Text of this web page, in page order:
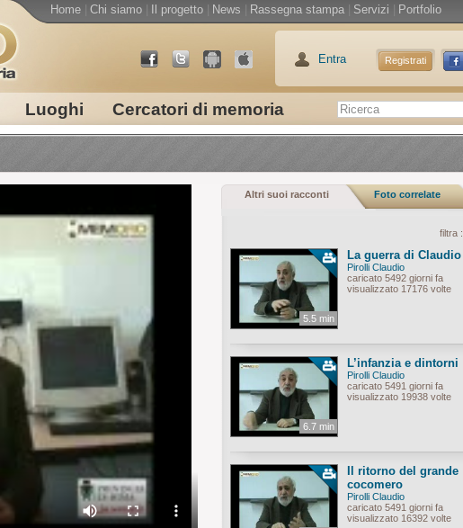
Luoghi Cercatori di memoria
Home Chi siamo Il progetto News Rassegna stampa Servizi Portfolio
Entra Registrati
Altri suoi racconti Foto correlate
filtra :
5.5 min
La guerra di Claudio
Pirolli Claudio
caricato 5492 giorni fa
visualizzato 17176 volte
6.7 min
L’infanzia e dintorni
Pirolli Claudio
caricato 5491 giorni fa
visualizzato 19938 volte
Il ritorno del grande
cocomero
Pirolli Claudio
caricato 5491 giorni fa
visualizzato 16392 volte